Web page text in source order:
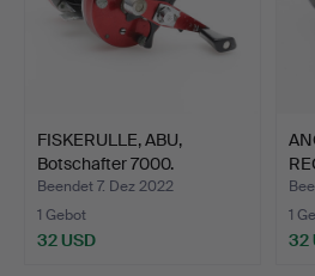
FISKERULLE, ABU,
Botschafter 7000.
Beendet 7. Dez 2022
1 Gebot
32 USD
1
32